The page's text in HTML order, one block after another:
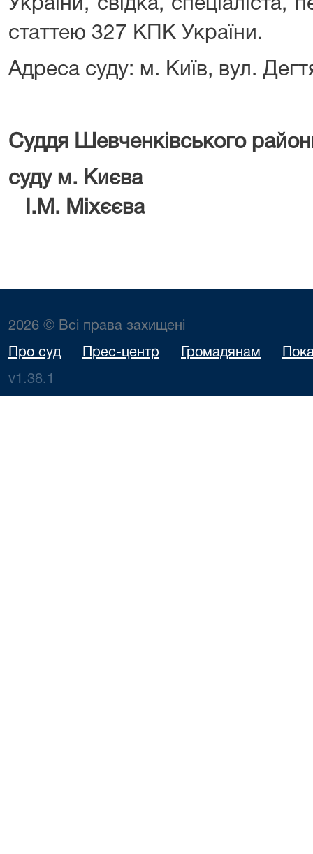
України, свідка, спеціаліста,
статтею 327 КПК України.
Адреса суду: м. Київ, вул.
Суддя Шевченківського
суду м.
І.М. Міхєєва
2026 © Всі права захищені
Про суд Прес-центр Громадянам
v1.38.1